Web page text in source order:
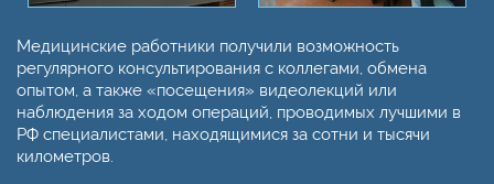
Медицинские работники получили возможность
регулярного консультирования с коллегами, обмена
опытом, а также «посещения» видеолекций или
наблюдения за ходом операций, проводимых лучшими в
РФ специалистами, находящимися за сотни и тысячи
километров.